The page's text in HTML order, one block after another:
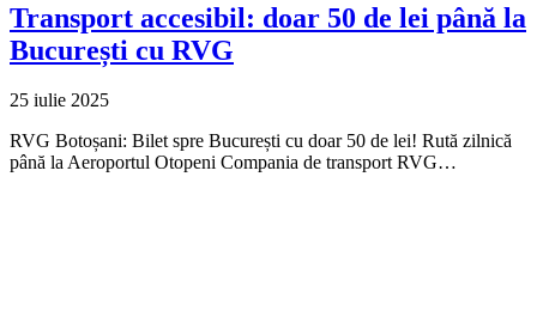
Transport accesibil: doar 50 de lei până la
București cu RVG
25 iulie 2025
RVG Botoșani: Bilet spre București cu doar 50 de lei! Rută zilnică
până la Aeroportul Otopeni Compania de transport RVG…